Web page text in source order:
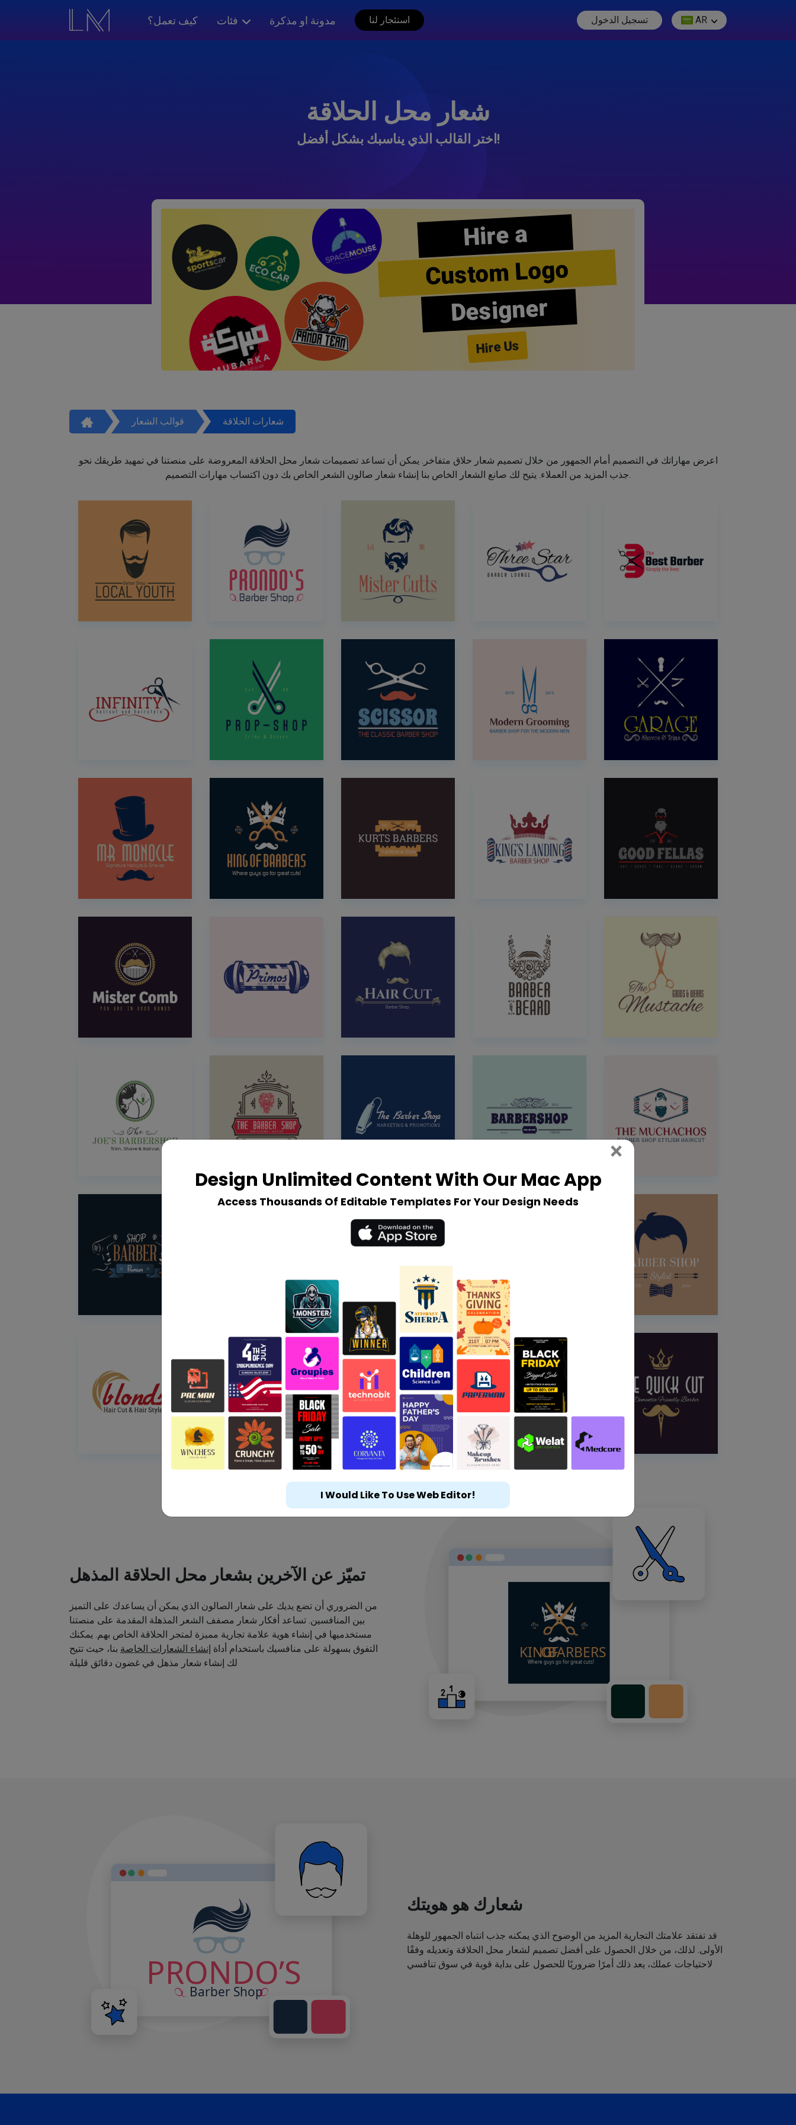
كيف تعمل؟ فئات مدونة او مذكرة استئجار لنا تسجيل الدخول AR
شعار محل الحلاقة
اختر القالب الذي يناسبك بشكل أفضل!
Hire a
Custom Logo
Designer
Hire Us
قوالب الشعار شعارات الحلاقة
اعرض مهاراتك في التصميم أمام الجمهور من خلال تصميم شعار حلاق متفاخر. يمكن أن تساعد تصميمات شعار محل الحلاقة المعروضة على منصتنا في تمهيد طريقك نحو
جذب المزيد من العملاء. يتيح لك صانع الشعار الخاص بنا إنشاء شعار صالون الشعر الخاص بك دون اكتساب مهارات التصميم.
تميّز عن الآخرين بشعار محل الحلاقة المذهل
من الضروري أن تضع يديك على شعار الصالون الذي يمكن أن يساعدك على التميز
بين المنافسين. تساعد أفكار شعار مصفف الشعر المذهلة المقدمة على منصتنا
مستخدميها في إنشاء هوية علامة تجارية مميزة لمتجر الحلاقة الخاص بهم. يمكنك
التفوق بسهولة على منافسيك باستخدام أداة إنشاء الشعارات الخاصة بنا، حيث تتيح
لك إنشاء شعار مذهل في غضون دقائق قليلة
شعارك هو هويتك
قد تفتقد علامتك التجارية المزيد من الوضوح الذي يمكنه جذب انتباه الجمهور للوهلة
الأولى. لذلك، من خلال الحصول على أفضل تصميم لشعار محل الحلاقة وتعديله وفقًا
لاحتياجات عملك، يعد ذلك أمرًا ضروريًا للحصول على بداية قوية في سوق تنافسي
Design Unlimited Content With Our Mac App
Access Thousands Of Editable Templates For Your Design Needs
× Close
I Would Like To Use Web Editor!